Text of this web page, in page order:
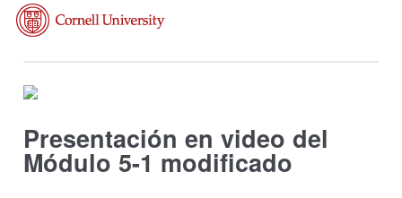
Presentación en video del
Módulo 5-1 modificado